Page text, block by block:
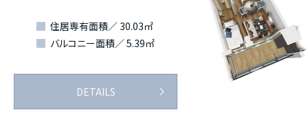
住居専有面積／ 30.03㎡
バルコニー面積／ 5.39㎡
DETAILS